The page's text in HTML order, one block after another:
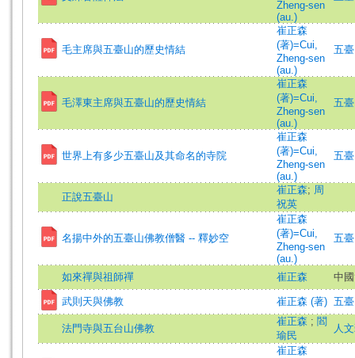
Zheng-sen
(au.)
毛主席與五臺山的歷史情結
崔正森
(著)=Cui,
Zheng-sen
(au.)
五
毛澤東主席與五臺山的歷史情結
崔正森
(著)=Cui,
Zheng-sen
(au.)
五
世界上有多少五臺山及其命名的寺院
崔正森
(著)=Cui,
Zheng-sen
(au.)
五
正說五臺山
崔正森; 周
祝英
名揚中外的五臺山佛教僧醫 -- 釋妙空
崔正森
(著)=Cui,
Zheng-sen
(au.)
五
如來禪與祖師禪 崔正森 中
武則天與佛教 崔正森 (著) 五
法門寺與五台山佛教
崔正森 ; 閻
瑜民
人
崔正森